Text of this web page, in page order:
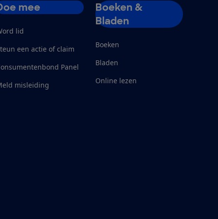
mee
lid
een actie of claim
Panel
misleiding
Boeken &
Bladen
Boeken
Bladen
Online lezen